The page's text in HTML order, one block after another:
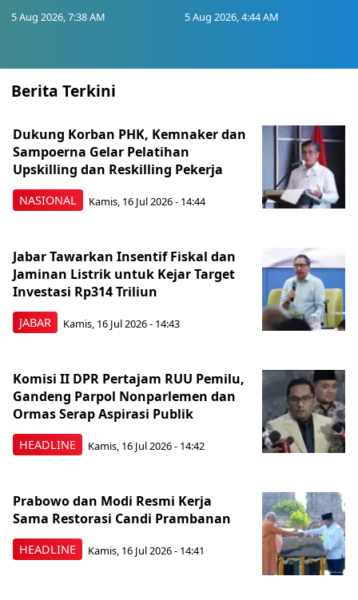
5 Aug 2026, 7:38 AM 5 Aug 2026, 4:44 AM
Berita Terkini
NASIONAL
Dukung Korban PHK, Kemnaker dan
Sampoerna Gelar Pelatihan
Upskilling dan Reskilling Pekerja
Kamis, 16 Jul 2026 - 14:44
JABAR
Jabar Tawarkan Insentif Fiskal dan
Jaminan Listrik untuk Kejar Target
Investasi Rp314 Triliun
Kamis, 16 Jul 2026 - 14:43
HEADLINE
Komisi II DPR Pertajam RUU Pemilu,
Gandeng Parpol Nonparlemen dan
Ormas Serap Aspirasi Publik
Kamis, 16 Jul 2026 - 14:42
HEADLINE
Prabowo dan Modi Resmi Kerja
Sama Restorasi Candi Prambanan
Kamis, 16 Jul 2026 - 14:41